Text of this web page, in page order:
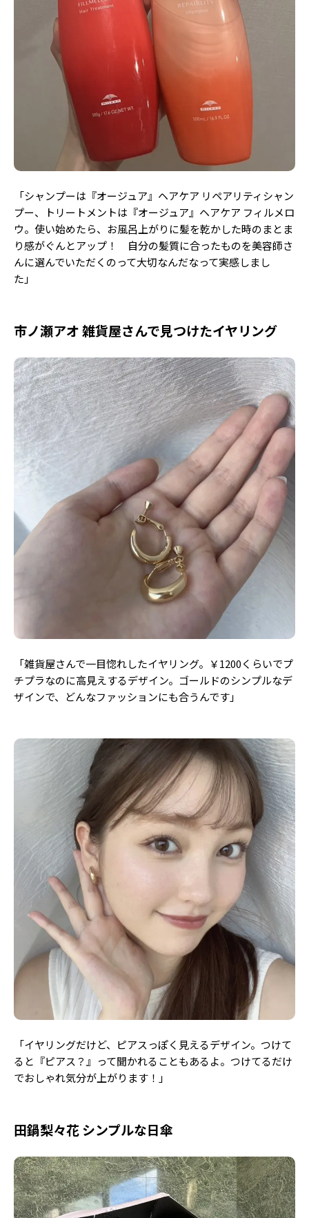
「シャンプーは『オージュア』ヘアケア リペアリティシャン
プー、トリートメントは『オージュア』ヘアケア フィルメロ
ウ。使い始めたら、 お風呂上がりに髪を乾かした時のまとま
り感がぐんとアップ！ 自分の髪質に合ったものを美容師さ
んに選んでいただくのって大切なんだなって実感しまし
た」
市ノ瀬アオ 雑貨屋さんで見つけたイヤリング
「雑貨屋さんで一目惚れしたイヤリング。￥1200くらいでプ
チプラなのに高見えするデザイン。 ゴールドのシンプルなデ
ザインで、どんなファッションにも合うんです」
「イヤリングだけど、ピアスっぽく見えるデザイン。つけて
ると『ピアス？』って聞かれることもあるよ。 つけてるだけ
でおしゃれ気分が上がります！」
田鍋梨々花 シンプルな日傘